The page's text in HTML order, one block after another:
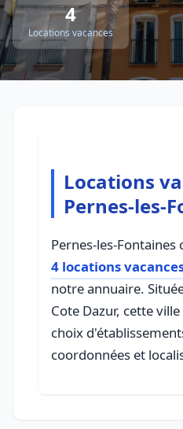
4
Locations vacances
Locations
Pernes-les-
Pernes-les-Fontaines
4 locations
notre annuaire.
Cote Dazur, cette
choix
coordonnées et